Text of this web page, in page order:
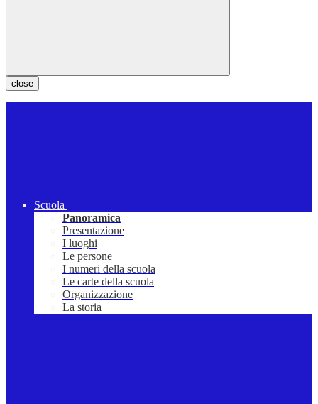
close
Scuola
Panoramica
Presentazione
I luoghi
Le persone
I numeri della scuola
Le carte della scuola
Organizzazione
La storia